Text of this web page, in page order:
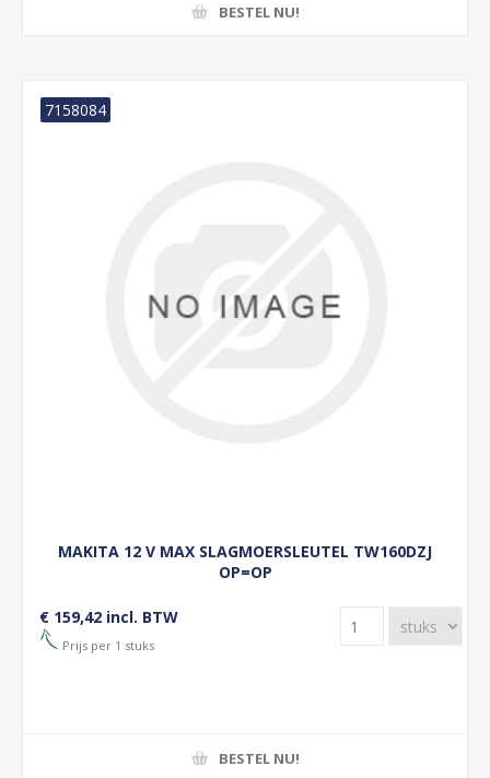
BESTEL NU!
MAKITA 12 V MAX SLAGMOERSLEUTEL TW160DZJ
OP=OP
7158084
€ 159,42 incl. BTW
Prijs per 1 stuks
BESTEL NU!